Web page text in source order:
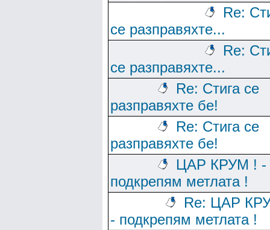
Re:
се разправяхте...
Re:
се разправяхте...
Re: Стига се
разправяхте бе!
Re: Стига се
разправяхте бе!
ЦАР КРУМ ! -
подкрепям метлата !
Re: ЦАР
- подкрепям метлата !